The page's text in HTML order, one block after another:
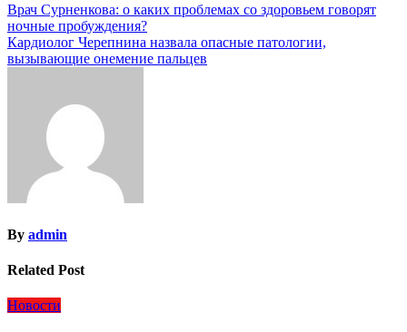
Навигация
по
записям
Врач Сурненкова: о каких проблемах со здоровьем говорят
ночные пробуждения?
Кардиолог Черепнина назвала опасные патологии,
вызывающие онемение пальцев
By admin
Related Post
Новости